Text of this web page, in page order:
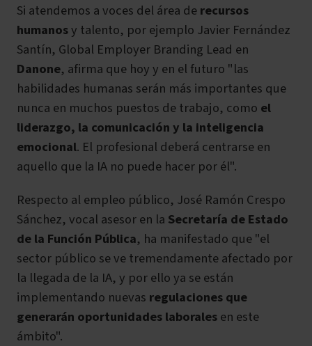
Si atendemos a voces del área derecursos
humanosy talento, por ejemplo Javier Fernández
Santín, Global Employer Branding Lead en
Danone, afirma que hoy y en el futuro "las
habilidades humanas serán más importantes que
nunca en muchos puestos de trabajo, como el
liderazgo, la comunicación y la inteligencia
emocional. El profesional deberá centrarse en
aquello que la IA no puede hacer por él".
Respecto al empleo público, José Ramón Crespo
Sánchez, vocal asesor en la Secretaría de Estado
de la Función Pública, ha manifestado que "el
sector público se ve tremendamente afectado por
la llegada de la IA, y por ello ya se están
implementando nuevas regulaciones que
generarán oportunidades laboralesen este
ámbito".